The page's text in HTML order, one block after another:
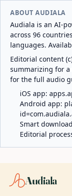
ABOUT AUDIALA
Audiala is an AI-
across 96
languages.
Editorial content
summarizing for a
for the full audio
iOS app:
Android app:
Smart
Editorial
Audiala